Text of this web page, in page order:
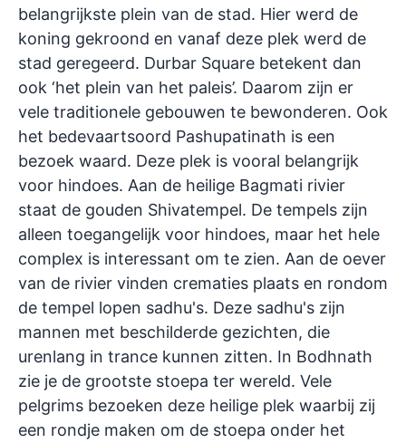
belangrijkste plein van de stad. Hier werd de
koning gekroond en vanaf deze plek werd de
stad geregeerd. Durbar Square betekent dan
ook ‘het plein van het paleis’. Daarom zijn er
vele traditionele gebouwen te bewonderen. Ook
het bedevaartsoord Pashupatinath is een
bezoek waard. Deze plek is vooral belangrijk
voor hindoes. Aan de heilige Bagmati rivier
staat de gouden Shivatempel. De tempels zijn
alleen toegangelijk voor hindoes, maar het hele
complex is interessant om te zien. Aan de oever
van de rivier vinden crematies plaats en rondom
de tempel lopen sadhu's. Deze sadhu's zijn
mannen met beschilderde gezichten, die
urenlang in trance kunnen zitten. In Bodhnath
zie je de grootste stoepa ter wereld. Vele
pelgrims bezoeken deze heilige plek waarbij zij
een rondje maken om de stoepa onder het